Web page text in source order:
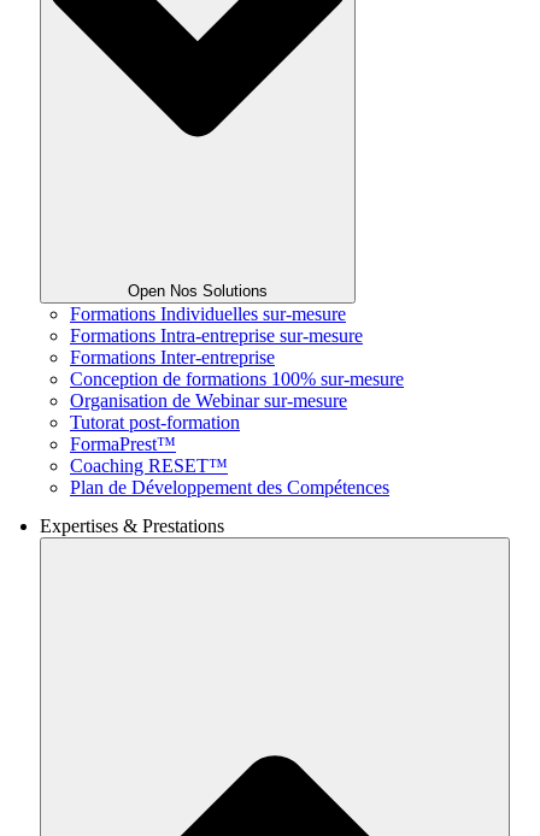
Open Nos Solutions
Formations Individuelles sur-mesure
Formations Intra-entreprise sur-mesure
Formations Inter-entreprise
Conception de formations 100% sur-mesure
Organisation de Webinar sur-mesure
Tutorat post-formation
FormaPrest™
Coaching RESET™
Plan de Développement des Compétences
Expertises & Prestations